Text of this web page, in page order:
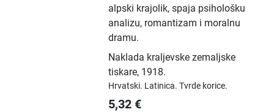
alpski krajolik, spaja psihološku
analizu, romantizam i moralnu
dramu.
Naklada kraljevske zemaljske
tiskare, 1918.
Hrvatski. Latinica.Tvrde korice.
5,32 €